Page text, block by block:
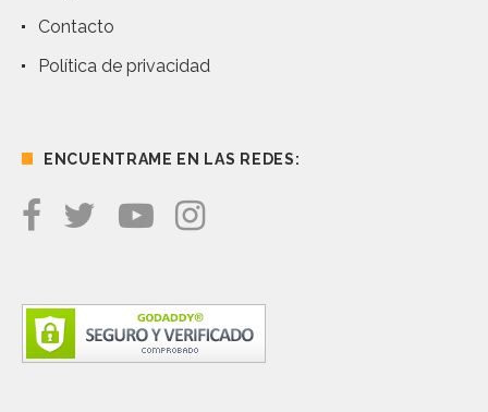
Contacto
Política de privacidad
ENCUENTRAME EN LAS REDES: